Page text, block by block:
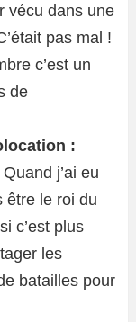
vécu dans une
pas mal !
c’est un
de
:
j’ai eu
être le roi du
c’est plus
les
batailles pour